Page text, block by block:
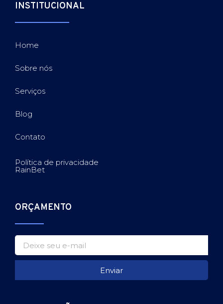
INSTITUCIONAL
Home
Sobre nós
Serviços
Blog
Contato
Política de privacidade
RainBet
ORÇAMENTO
Enviar